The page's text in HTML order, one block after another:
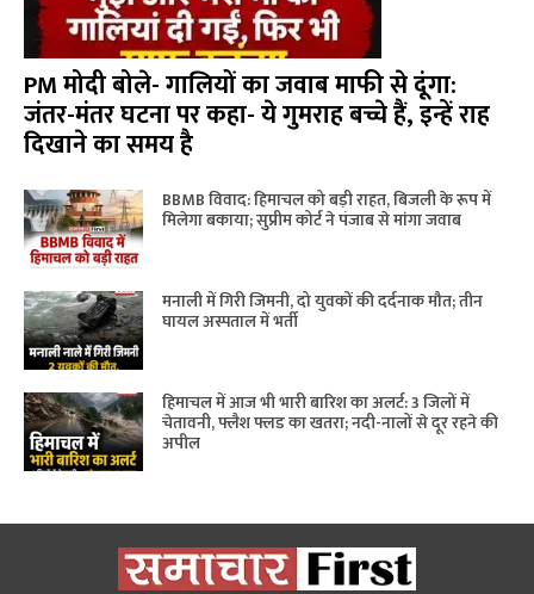
PM मोदी बोले- गालियों का जवाब माफी से दूंगा:
जंतर-मंतर घटना पर कहा- ये गुमराह बच्चे हैं, इन्हें राह
दिखाने का समय है
BBMB विवाद: हिमाचल को बड़ी राहत, बिजली के रूप में
मिलेगा बकाया; सुप्रीम कोर्ट ने पंजाब से मांगा जवाब
मनाली में गिरी जिमनी, दो युवकों की दर्दनाक मौत; तीन
घायल अस्पताल में भर्ती
हिमाचल में आज भी भारी बारिश का अलर्ट: 3 जिलों में
चेतावनी, फ्लैश फ्लड का खतरा; नदी-नालों से दूर रहने की
अपील